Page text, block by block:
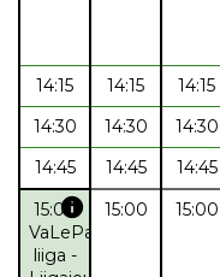
14:15 14:15 14:15
14:30
14:30 14:30
14:45
14:45 14:45
15:00info
VaLePa
liiga -
15:00 15:00